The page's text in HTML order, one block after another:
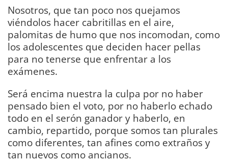
Nosotros, que tan poco nos quejamos
viéndolos hacer cabritillas en el aire,
palomitas de humo que nos incomodan, como
los adolescentes que deciden hacer pellas
para no tenerse que enfrentar a los
exámenes.
Será encima nuestra la culpa por no haber
pensado bien el voto, por no haberlo echado
todo en el serón ganador y haberlo, en
cambio, repartido, porque somos tan plurales
como diferentes, tan afines como extraños y
tan nuevos como ancianos.